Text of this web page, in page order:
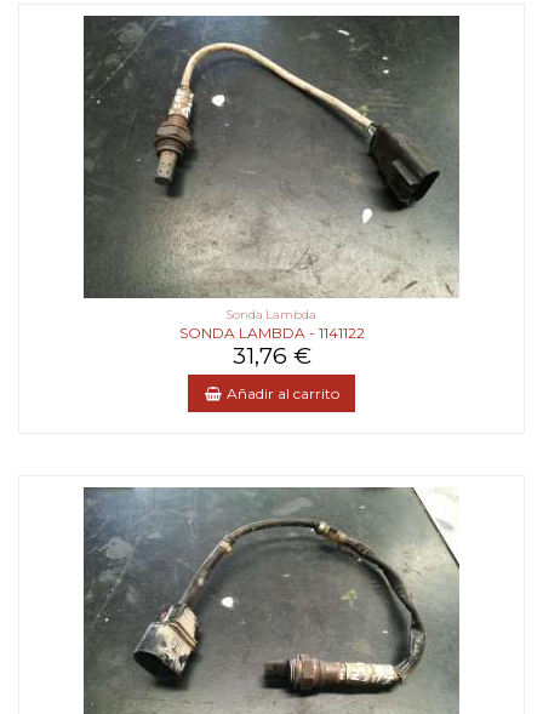
Sonda Lambda
SONDA LAMBDA - 1141122
31,76 €
Añadir al carrito